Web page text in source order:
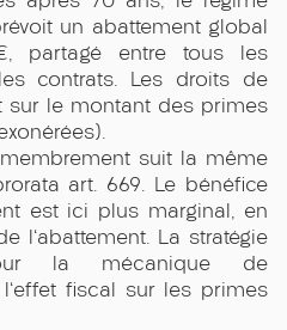
un abattement global
partagé entre tous les
contrats. Les droits de
sur le montant des primes
suit la même
art. 669. Le bénéfice
est ici plus marginal, en
l'abattement. La stratégie
la mécanique de
fiscal sur les primes